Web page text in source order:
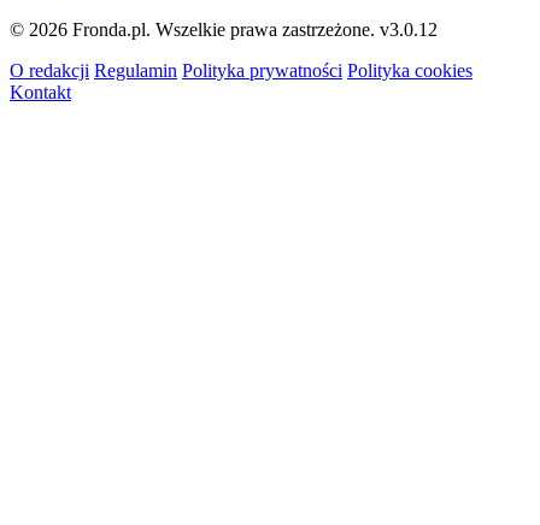
© 2026 Fronda.pl. Wszelkie prawa zastrzeżone. v3.0.12
O redakcji Regulamin Polityka prywatności Polityka cookies
Kontakt